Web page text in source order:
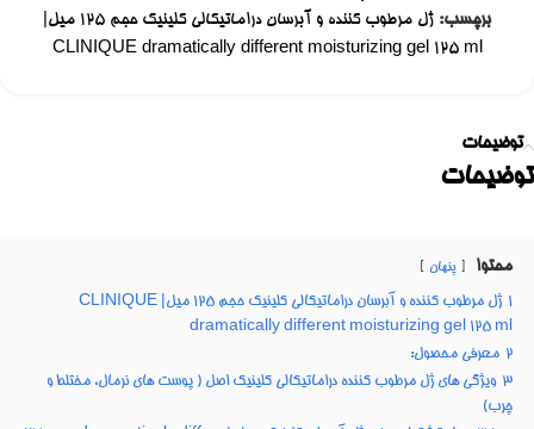
برچسب:
ژل مرطوب کننده و آبرسان دراماتیکالی کلینیک حجم ۱۲۵ میل|
CLINIQUE dramatically different moisturizing gel 125 ml
توضیحات
توضیحات
محتوا پنهان
1
ژل مرطوب کننده و آبرسان دراماتیکالی کلینیک حجم ۱۲۵ میل| CLINIQUE
dramatically different moisturizing gel 125 ml
2 معرفی محصول:
3 ویژگی های ژل مرطوب کننده دراماتیکالی کلینیک اصل ( پوست های نرمال، مختلط و
چرب)